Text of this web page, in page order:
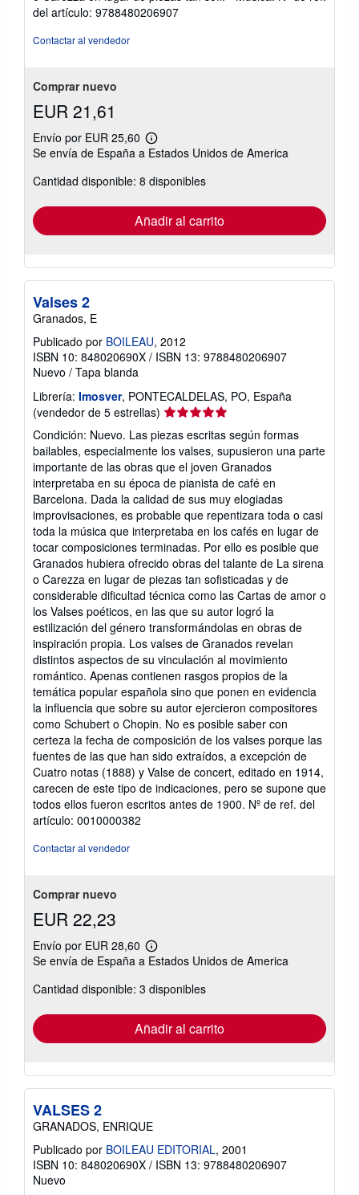
del artículo: 9788480206907
Contactar al vendedor
Comprar nuevo
EUR 21,61
Envío por EUR 25,60
Más
información
las
tarifas
envío
Se envía de España a Estados Unidos de America
Cantidad disponible: 8 disponibles
Añadir al carrito
Valses 2
Granados, E
Publicado por BOILEAU, 2012
ISBN 10: 848020690X / ISBN 13: 9788480206907
Nuevo / Tapa blanda
Librería: Imosver, PONTECALDELAS, PO, España
(vendedor de 5 estrellas) Calificación
vendedor:
5
de
5
estrellas
Condición: Nuevo. Las piezas escritas según formas
bailables, especialmente los valses, supusieron una parte
importante de las obras que el joven Granados
interpretaba en su época de pianista de café en
Barcelona. Dada la calidad de sus muy elogiadas
improvisaciones, es probable que repentizara toda o casi
toda la música que interpretaba en los cafés en lugar de
tocar composiciones terminadas. Por ello es posible que
Granados hubiera ofrecido obras del talante de La sirena
o Carezza en lugar de piezas tan sofisticadas y de
considerable dificultad técnica como las Cartas de amor o
los Valses poéticos, en las que su autor logró la
estilización del género transformándolas en obras de
inspiración propia. Los valses de Granados revelan
distintos aspectos de su vinculación al movimiento
romántico. Apenas contienen rasgos propios de la
temática popular española sino que ponen en evidencia
la influencia que sobre su autor ejercieron compositores
como Schubert o Chopin. No es posible saber con
certeza la fecha de composición de los valses porque las
fuentes de las que han sido extraídos, a excepción de
Cuatro notas (1888) y Valse de concert, editado en 1914,
carecen de este tipo de indicaciones, pero se supone que
todos ellos fueron escritos antes de 1900. Nº de ref. del
artículo: 0010000382
Contactar al vendedor
Comprar nuevo
EUR 22,23
Envío por EUR 28,60
Más
información
las
tarifas
envío
Se envía de España a Estados Unidos de America
Cantidad disponible: 3 disponibles
Añadir al carrito
VALSES 2
GRANADOS, ENRIQUE
Publicado por BOILEAU EDITORIAL, 2001
ISBN 10: 848020690X / ISBN 13: 9788480206907
Nuevo